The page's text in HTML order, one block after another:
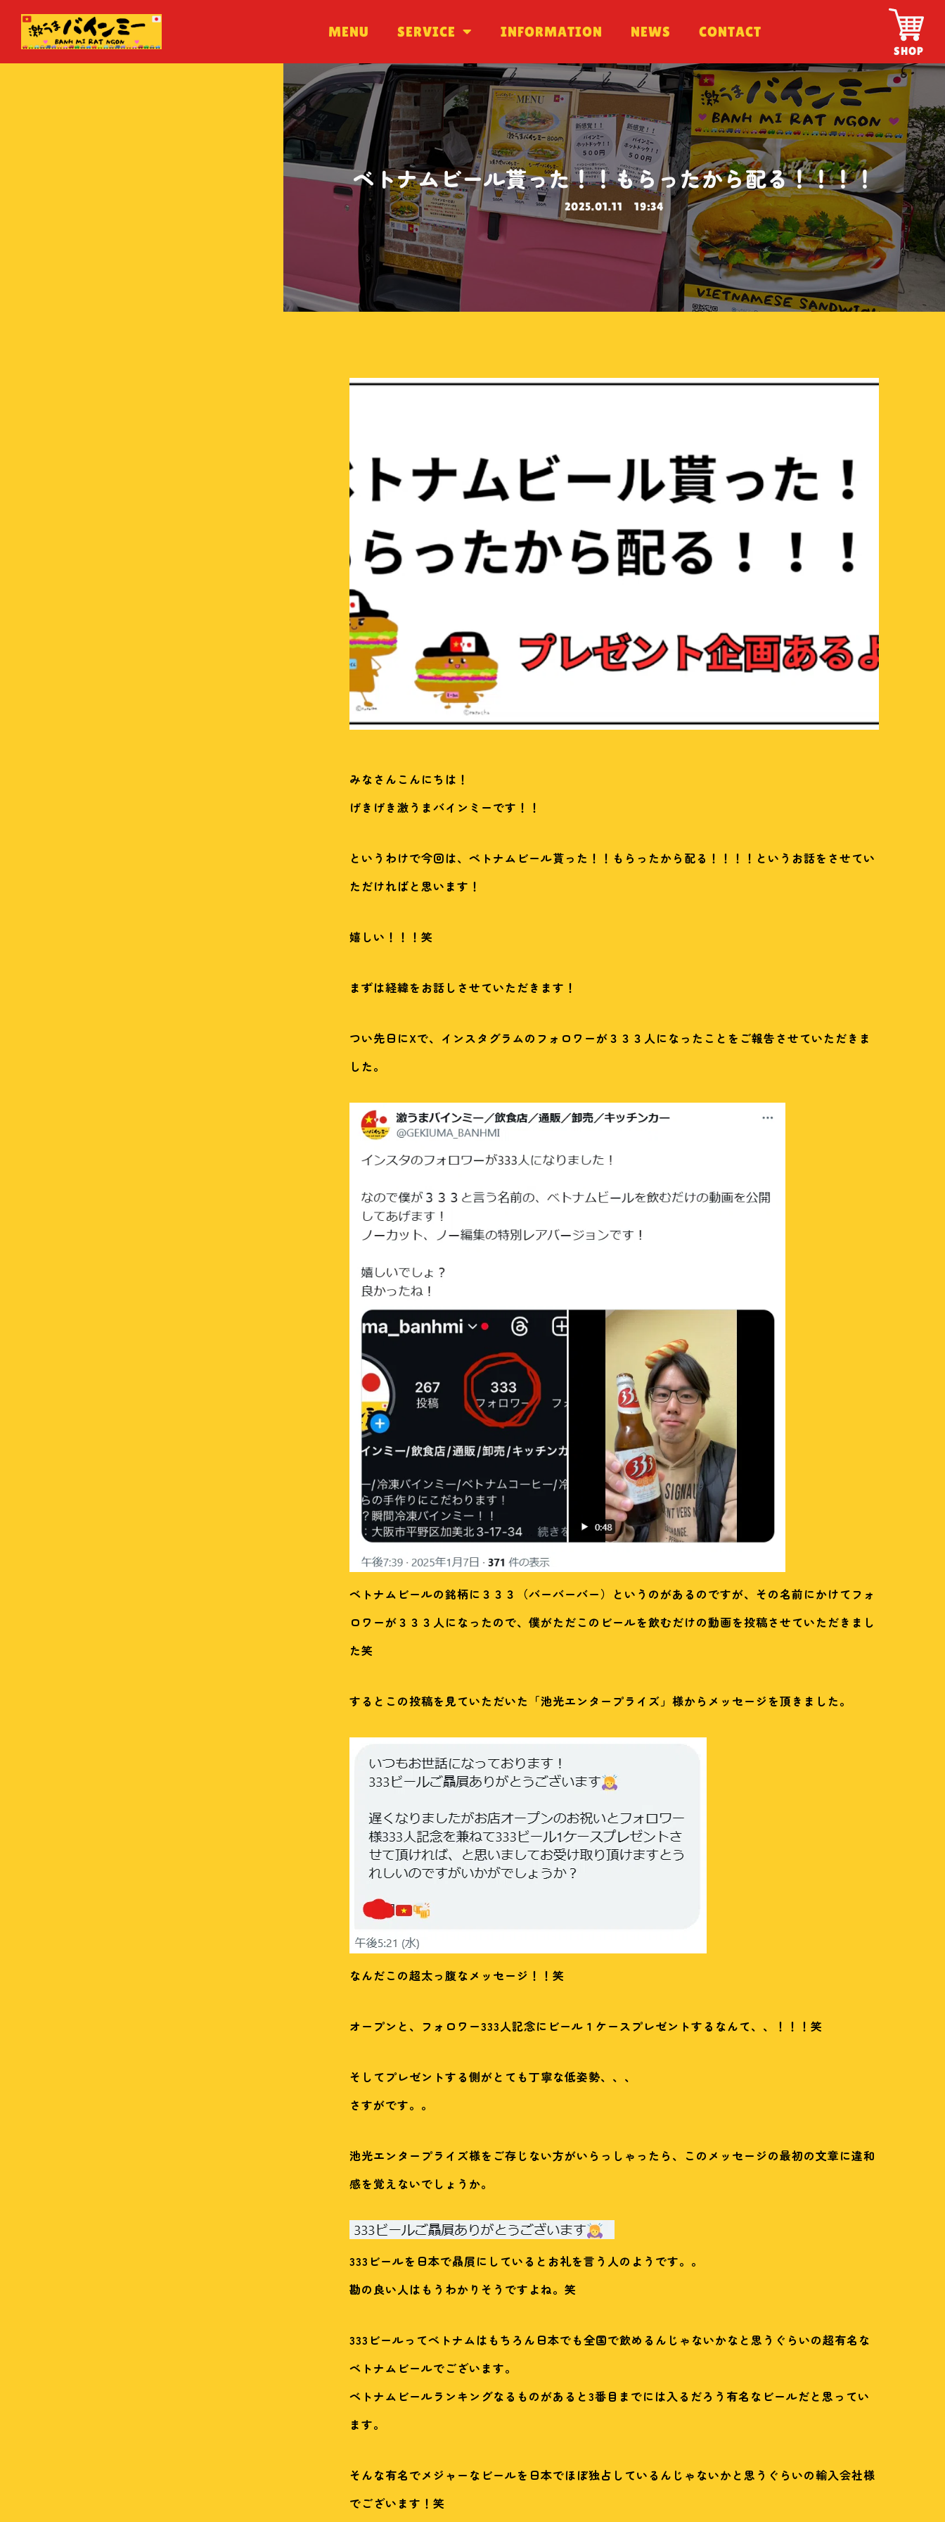
MENU SERVICE INFORMATION NEWS CONTACT
SHOP
MENU SERVICE INFORMATION NEWS CONTACT
ベトナムビール貰った！！もらったから配る！！！！
2025.01.11 19:34
みなさんこんにちは！
げきげき激うまバインミーです！！
というわけで今回は、ベトナムビール貰った！！もらったから配る！！！！というお話をさせてい
ただければと思います！
嬉しい！！！笑
まずは経緯をお話しさせていただきます！
つい先日にXで、インスタグラムのフォロワーが３３３人になったことをご報告させていただきま
した。
ベトナムビールの銘柄に３３３（バーバーバー）というのがあるのですが、その名前にかけてフォ
ロワーが３３３人になったので、僕がただこのビールを飲むだけの動画を投稿させていただきまし
た笑
するとこの投稿を見ていただいた「池光エンタープライズ」様からメッセージを頂きました。
なんだこの超太っ腹なメッセージ！！笑
オープンと、フォロワー333人記念にビール１ケースプレゼントするなんて、、！！！笑
そしてプレゼントする側がとても丁寧な低姿勢、、、
さすがです。。
池光エンタープライズ様をご存じない方がいらっしゃったら、このメッセージの最初の文章に違和
感を覚えないでしょうか。
333ビールを日本で贔屓にしているとお礼を言う人のようです。。
勘の良い人はもうわかりそうですよね。笑
333ビールってベトナムはもちろん日本でも全国で飲めるんじゃないかなと思うぐらいの超有名な
ベトナムビールでございます。
ベトナムビールランキングなるものがあると3番目までには入るだろう有名なビールだと思ってい
ます。
そんな有名でメジャーなビールを日本でほぼ独占しているんじゃないかと思うぐらいの輸入会社様
でございます！笑